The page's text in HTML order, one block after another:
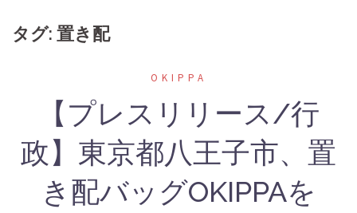
タグ: 置き配
OKIPPA
【プレスリリース/行
政】東京都八王子市、置
き配バッグOKIPPAを